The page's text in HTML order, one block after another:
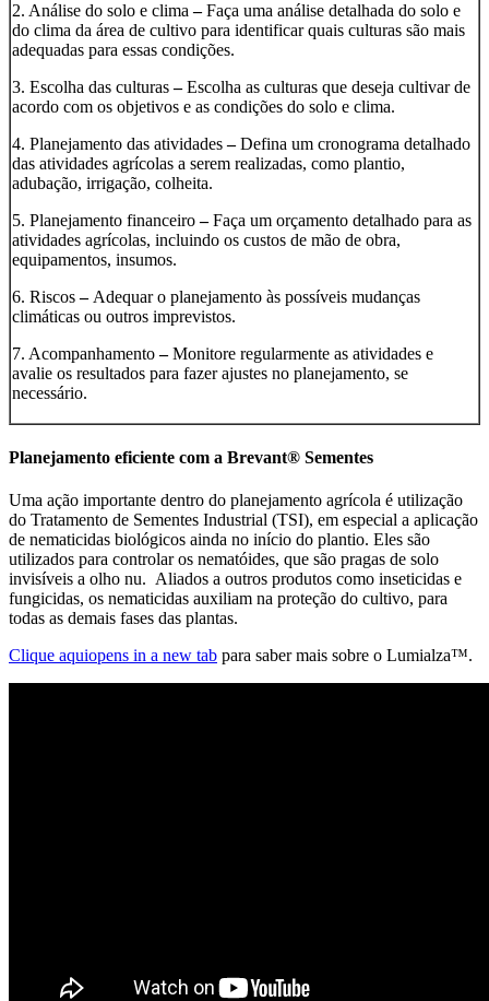
2. Análise do solo e clima–Faça uma análise detalhada do solo e
do clima da área de cultivo para identificar quais culturas são mais
adequadas para essas condições.
3. Escolha das culturas–Escolha as culturas que deseja cultivar de
acordo com os objetivos e as condições do solo e clima.
4. Planejamento das atividades–Defina um cronograma detalhado
das atividades agrícolas a serem realizadas, como plantio,
adubação, irrigação, colheita.
5. Planejamento financeiro–Faça um orçamento detalhado para as
atividades agrícolas, incluindo os custos de mão de obra,
equipamentos, insumos.
6. Riscos– Adequar o planejamento às possíveis mudanças
climáticas ou outros imprevistos.
7. Acompanhamento–Monitore regularmente as atividades e
avalie os resultados para fazer ajustes no planejamento, se
necessário.
Planejamento eficiente com a Brevant® Sementes
Uma ação importante dentro do planejamento agrícola é utilização
do Tratamento de Sementes Industrial (TSI), em especial a aplicação
de nematicidas biológicos ainda no início do plantio. Eles são
utilizados para controlar os nematóides, que são pragas de solo
invisíveis a olho nu. Aliados a outros produtos como inseticidas e
fungicidas, os nematicidas auxiliam na proteção do cultivo, para
todas as demais fases das plantas.
Clique aquiopens in a new tab para saber mais sobre o Lumialza™.